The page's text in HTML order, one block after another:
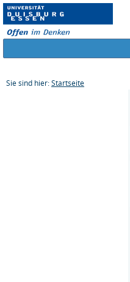
Sie sind hier: Startseite